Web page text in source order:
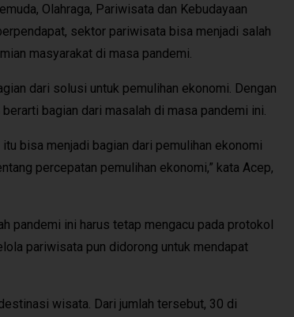
Olahraga, Pariwisata dan Kebudayaan
sektor pariwisata bisa menjadi salah
masyarakat di masa pandemi.
dari solusi untuk pemulihan ekonomi. Dengan
bagian dari masalah di masa pandemi ini.
bisa menjadi bagian dari pemulihan ekonomi
percepatan pemulihan ekonomi,” kata Acep,
pandemi ini harus tetap mengacu pada protokol
pariwisata pun didorong untuk mendapat
wisata. Dari jumlah tersebut, 30 di